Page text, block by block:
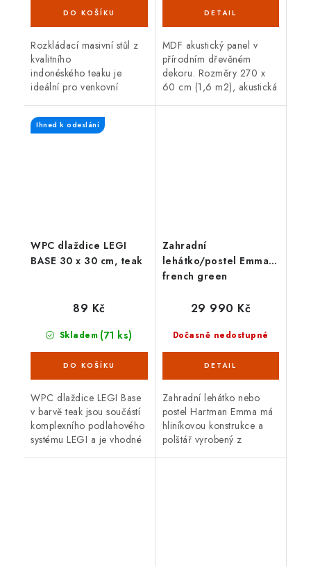
Rozkládací masivní stůl z
kvalitního
indonéského teaku je
ideální pro venkovní
velice odolné proti vnějším
vlivům, nepříznivé počasí,
MDF akustický panel v
přírodním dřevěném
dekoru. Rozměry 270 x
60 cm (1,6 m2), akustická
WPC dlaždice LEGI
BASE 30 x 30 cm, teak
Ihned k odeslání
Skladem (71 ks)
89 Kč
WPC dlaždice LEGI Base
v barvě teak jsou součástí
komplexního podlahového
systému LEGI a je vhodné
Zahradní
lehátko/postel Emma,
french green
Dočasně nedostupné
29 990 Kč
Zahradní lehátko nebo
postel Hartman Emma má
hliníkovou konstrukce a
polštář vyrobený z